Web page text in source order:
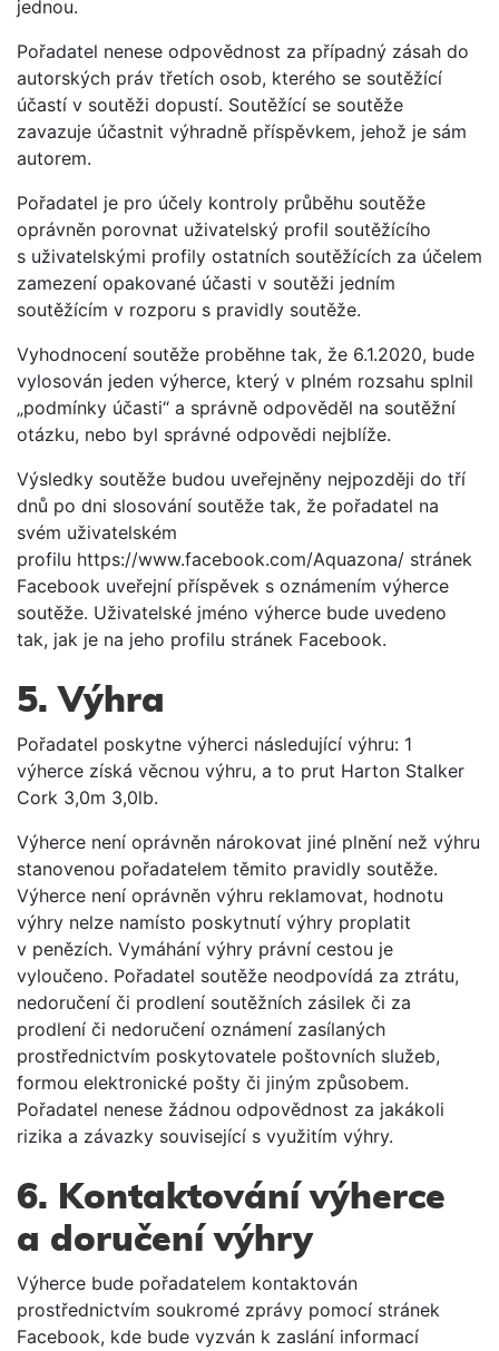
jednou.
Pořadatel nenese odpovědnost za případný zásah do
autorských práv třetích osob, kterého se soutěžící
účastí v soutěži dopustí. Soutěžící se soutěže
zavazuje účastnit výhradně příspěvkem, jehož je sám
autorem.
Pořadatel je pro účely kontroly průběhu soutěže
oprávněn porovnat uživatelský profil soutěžícího
s uživatelskými profily ostatních soutěžících za účelem
zamezení opakované účasti v soutěži jedním
soutěžícím v rozporu s pravidly soutěže.
Vyhodnocení soutěže proběhne tak, že 6.1.2020, bude
vylosován jeden výherce, který v plném rozsahu splnil
„podmínky účasti“ a správně odpověděl na soutěžní
otázku, nebo byl správné odpovědi nejblíže.
Výsledky soutěže budou uveřejněny nejpozději do tří
dnů po dni slosování soutěže tak, že pořadatel na
svém uživatelském
profilu https://www.facebook.com/Aquazona/ stránek
Facebook uveřejní příspěvek s oznámením výherce
soutěže. Uživatelské jméno výherce bude uvedeno
tak, jak je na jeho profilu stránek Facebook.
5. Výhra
Pořadatel poskytne výherci následující výhru: 1
výherce získá věcnou výhru, a to prut Harton Stalker
Cork 3,0m 3,0lb.
Výherce není oprávněn nárokovat jiné plnění než výhru
stanovenou pořadatelem těmito pravidly soutěže.
Výherce není oprávněn výhru reklamovat, hodnotu
výhry nelze namísto poskytnutí výhry proplatit
v penězích. Vymáhání výhry právní cestou je
vyloučeno. Pořadatel soutěže neodpovídá za ztrátu,
nedoručení či prodlení soutěžních zásilek či za
prodlení či nedoručení oznámení zasílaných
prostřednictvím poskytovatele poštovních služeb,
formou elektronické pošty či jiným způsobem.
Pořadatel nenese žádnou odpovědnost za jakákoli
rizika a závazky související s využitím výhry.
6. Kontaktování výherce
a doručení výhry
Výherce bude pořadatelem kontaktován
prostřednictvím soukromé zprávy pomocí stránek
Facebook, kde bude vyzván k zaslání informací